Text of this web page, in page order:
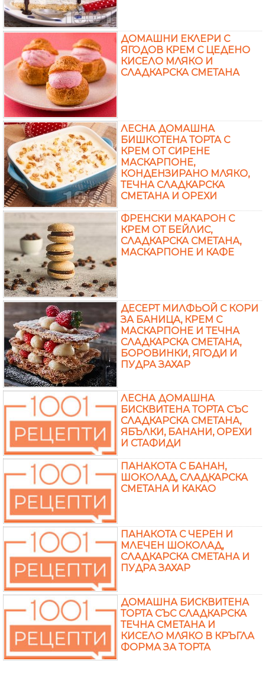
ДОМАШНИ ЕКЛЕРИ С
ЯГОДОВ КРЕМ С ЦЕДЕНО
КИСЕЛО МЛЯКО И
СЛАДКАРСКА СМЕТАНА
ЛЕСНА ДОМАШНА
БИШКОТЕНА ТОРТА С
КРЕМ ОТ СИРЕНЕ
МАСКАРПОНЕ,
КОНДЕНЗИРАНО МЛЯКО,
ТЕЧНА СЛАДКАРСКА
СМЕТАНА И ОРЕХИ
ФРЕНСКИ МАКАРОН С
КРЕМ ОТ БЕЙЛИС,
СЛАДКАРСКА СМЕТАНА,
МАСКАРПОНЕ И КАФЕ
ДЕСЕРТ МИЛФЬОЙ С КОРИ
ЗА БАНИЦА, КРЕМ С
МАСКАРПОНЕ И ТЕЧНА
СЛАДКАРСКА СМЕТАНА,
БОРОВИНКИ, ЯГОДИ И
ПУДРА ЗАХАР
ЛЕСНА ДОМАШНА
БИСКВИТЕНА ТОРТА СЪС
СЛАДКАРСКА СМЕТАНА,
ЯБЪЛКИ, БАНАНИ, ОРЕХИ
И СТАФИДИ
ПАНАКОТА С БАНАН,
ШОКОЛАД, СЛАДКАРСКА
СМЕТАНА И КАКАО
ПАНАКОТА С ЧЕРЕН И
МЛЕЧЕН ШОКОЛАД,
СЛАДКАРСКА СМЕТАНА И
ПУДРА ЗАХАР
ДОМАШНА БИСКВИТЕНА
ТОРТА СЪС СЛАДКАРСКА
ТЕЧНА СМЕТАНА И
КИСЕЛО МЛЯКО В КРЪГЛА
ФОРМА ЗА ТОРТА